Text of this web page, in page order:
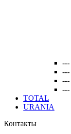
---
---
---
---
TOTAL
URANIA
Контакты